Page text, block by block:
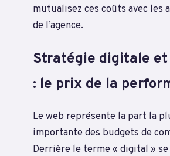
mutualisez ces coûts avec les
de l’agence.
Stratégie digitale
: le prix de la
Le web représente la part la
importante des budgets de
Derrière le terme « digital » se